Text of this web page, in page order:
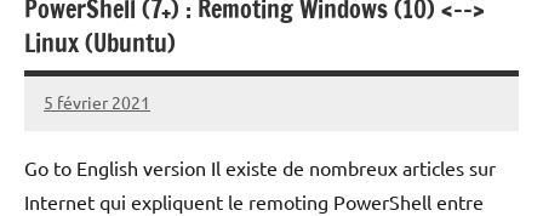
PowerShell (7+) : Remoting Windows (10) <-->
Linux (Ubuntu)
5 février 2021
Laurent
ACKER
Go to English version Il existe de nombreux articles sur
Internet qui expliquent le remoting PowerShell entre